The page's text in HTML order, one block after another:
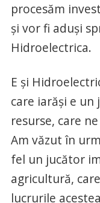
procesăm
şi vor fi aduşi
Hidroelectrica.
E şi
care iarăşi e
resurse, care
Am văzut în
fel un jucător
agricultură,
lucrurile